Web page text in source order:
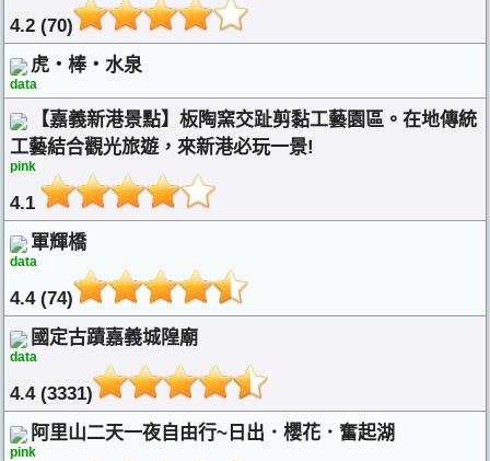
4.2 (70)
虎‧棒‧水泉
data
【嘉義新港景點】板陶窯交趾剪黏工藝園區。在地傳統
工藝結合觀光旅遊，來新港必玩一景!
pink
4.1
軍輝橋
data
4.4 (74)
國定古蹟嘉義城隍廟
data
4.4 (3331)
阿里山二天一夜自由行~日出．櫻花．奮起湖
pink